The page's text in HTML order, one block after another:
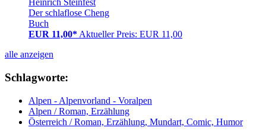
Heinrich Steinfest
Der schlaflose Cheng
Buch
EUR 11,00* Aktueller Preis: EUR 11,00
alle anzeigen
Schlagworte:
Alpen - Alpenvorland - Voralpen
Alpen / Roman, Erzählung
Österreich / Roman, Erzählung, Mundart, Comic, Humor